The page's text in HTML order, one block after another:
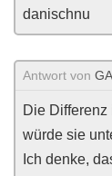
danischnu
Antwort von
Die
würde sie
Ich denke,